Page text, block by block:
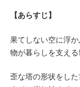
【あらすじ】
果てしない空に浮
物が暮らしを支える
歪な塔の形状をした